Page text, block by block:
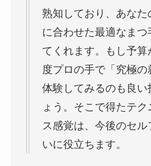
熟知しており、あなた
に合わせた最適なまつ
てくれます。もし予算
度プロの手で「究極の
体験してみるのも良い
ょう。そこで得たテ
ス感覚は、今後のセル
いに役立ちます。